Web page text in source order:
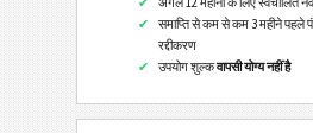
समाप्ति से कम से कम 3 महीने पहले
रद्दीकरण
उपयोग शुल्कवापसी योग्य नहीं है